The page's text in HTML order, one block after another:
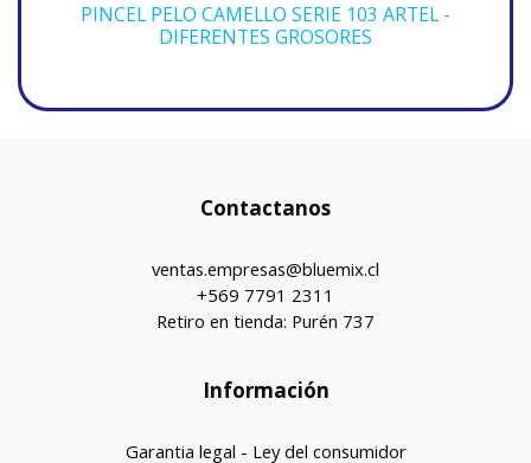
PINCEL PELO CAMELLO SERIE 103 ARTEL -
DIFERENTES GROSORES
Contactanos
ventas.empresas@bluemix.cl
+569 7791 2311
Retiro en tienda: Purén 737
Información
Garantia legal - Ley del consumidor